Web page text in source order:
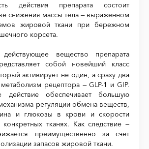
действия препарата состоит
снижения массы тела — выраженном
жировой ткани при бережном
корсета.
вещество препарата
собой новейший класс
активирует не один, а сразу два
рецептора — GLP-1 и GIP.
действие обеспечивает большую
регуляции обмена веществ,
и глюкозы в крови и скорости
тканях. Как следствие —
преимущественно за счет
запасов жировой ткани.